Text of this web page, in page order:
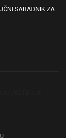
SARADNIK ZA